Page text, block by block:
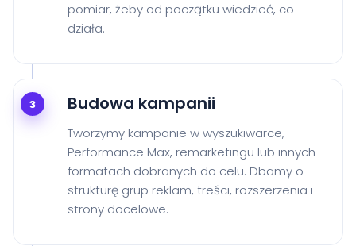
pomiar, żeby od początku wiedzieć, co
działa.
3 Budowa kampanii
Tworzymy kampanie w wyszukiwarce,
Performance Max, remarketingu lub innych
formatach dobranych do celu. Dbamy o
strukturę grup reklam, treści, rozszerzenia i
strony docelowe.